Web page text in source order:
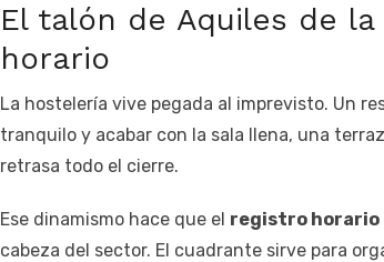
El talón de Aquiles de
horario
La hostelería vive pegada al imprevisto. Un
tranquilo y acabar con la sala llena, una
retrasa todo el cierre.
Ese dinamismo hace que el registro horario
cabeza del sector. El cuadrante sirve para